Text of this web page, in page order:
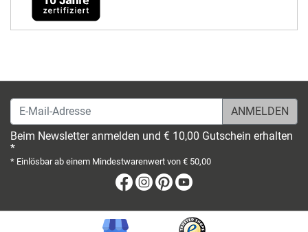
E-Mail-Adresse
Beim Newsletter anmelden und € 10,00 Gutschein erhalten
*
* Einlösbar ab einem Mindestwarenwert von € 50,00
Facebook
Instagram
Pinterest